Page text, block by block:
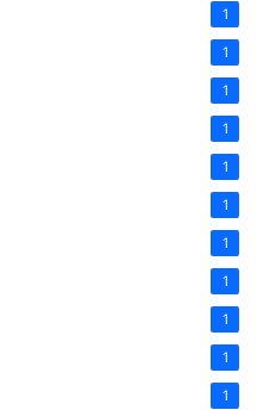
1
1
1
1
1
1
1
1
1
1
1